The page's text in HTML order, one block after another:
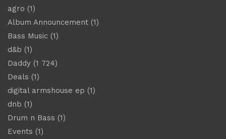
agro (1)
Album Announcement (1)
Bass Music (1)
d&b (1)
Daddy (1 724)
Deals (1)
digital armshouse ep (1)
dnb (1)
Drum n Bass (1)
Events (1)